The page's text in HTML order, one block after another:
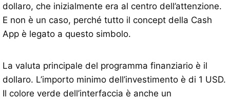
dollaro, che inizialmente era al centro dell’attenzione.
E non è un caso, perché tutto il concept della Cash
App è legato a questo simbolo.
La valuta principale del programma finanziario è il
dollaro. L’importo minimo dell’investimento è di 1 USD.
Il colore verde dell’interfaccia è anche un